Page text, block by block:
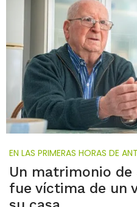
EN LAS PRIMERAS HORAS DE
Un matrimonio
fue víctima de un